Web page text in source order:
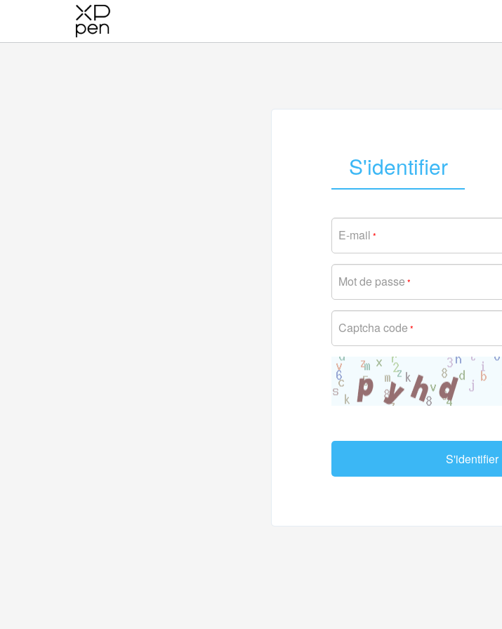
S'identifier
E-mail *
Mot de passe *
Captcha code *
S'identifier